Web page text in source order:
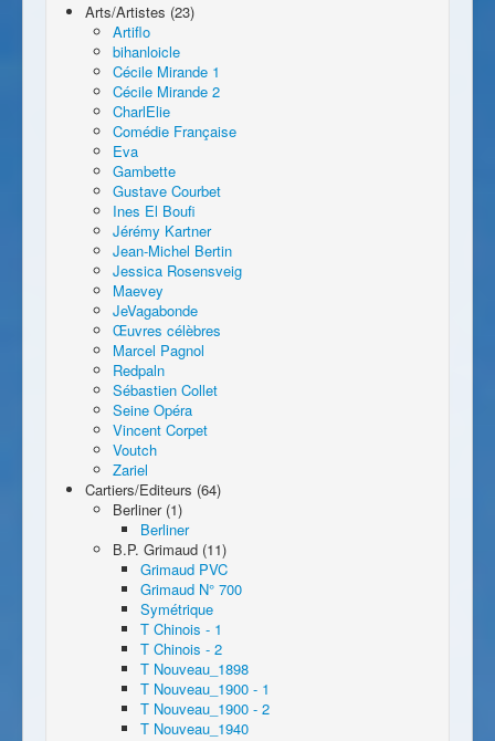
Arts/Artistes (23)
Artiflo
bihanloicle
Cécile Mirande 1
Cécile Mirande 2
CharlElie
Comédie Française
Eva
Gambette
Gustave Courbet
Ines El Boufi
Jérémy Kartner
Jean-Michel Bertin
Jessica Rosensveig
Maevey
JeVagabonde
Œuvres célèbres
Marcel Pagnol
Redpaln
Sébastien Collet
Seine Opéra
Vincent Corpet
Voutch
Zariel
Cartiers/Editeurs (64)
Berliner (1)
Berliner
B.P. Grimaud (11)
Grimaud PVC
Grimaud N° 700
Symétrique
T Chinois - 1
T Chinois - 2
T Nouveau_1898
T Nouveau_1900 - 1
T Nouveau_1900 - 2
T Nouveau_1940